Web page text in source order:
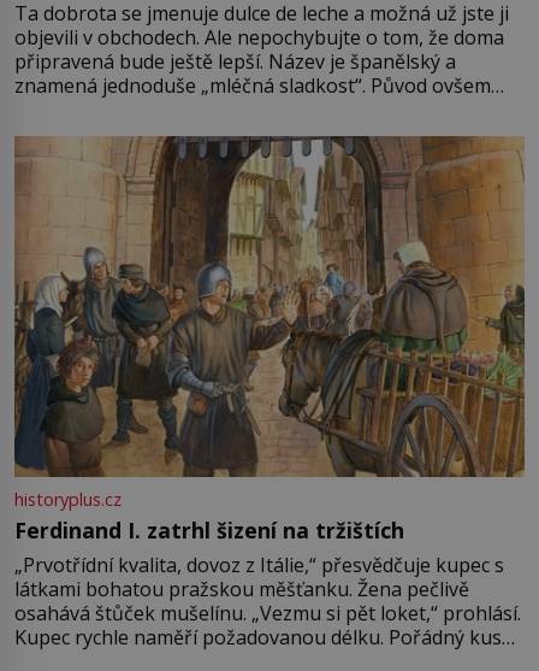
Ta dobrota se jmenuje dulce de leche a možná už jste ji
objevili v obchodech. Ale nepochybujte o tom, že doma
připravená bude ještě lepší. Název je španělský a
znamená jednoduše „mléčná sladkost“. Původ ovšem
pře hned několik latinskoamerických zemí a k tomu
Francie, kde se traduje,
historyplus.cz
Ferdinand I. zatrhl šizení na tržištích
„Prvotřídní kvalita, dovoz z Itálie,“ přesvědčuje kupec s
látkami bohatou pražskou měšťanku. Žena pečlivě
osahává štůček mušelínu. „Vezmu si pět loket,“ prohlásí.
Kupec rychle naměří požadovanou délku. Pořádný kus